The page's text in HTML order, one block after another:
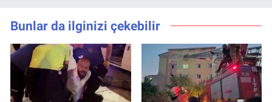
Bunlar da ilginizi çekebilir